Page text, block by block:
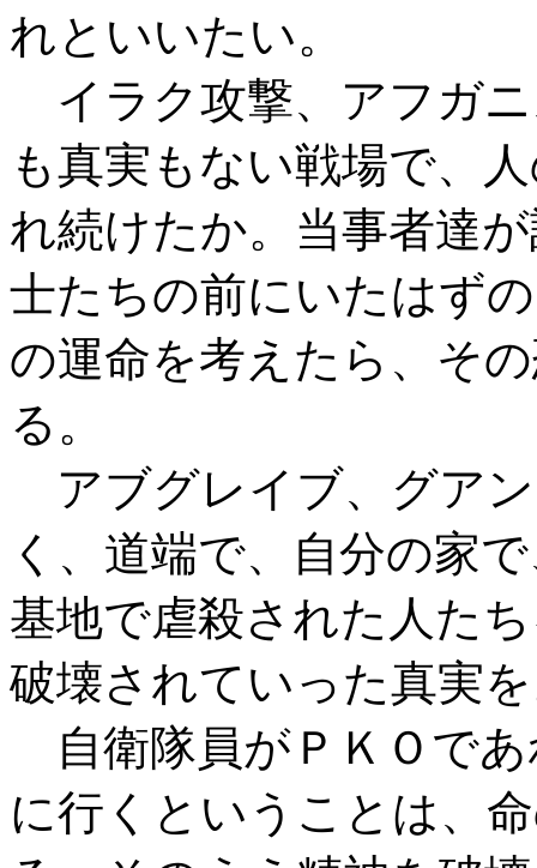
れといいたい。
イラク攻撃、アフガ
も真実もない戦場で、
れ続けたか。当事者達
士たちの前にいたはず
の運命を考えたら、そ
る。
アブグレイブ、グア
く、道端で、自分の家
基地で虐殺された人た
破壊されていった真実
自衛隊員がＰＫＯで
に行くということは、